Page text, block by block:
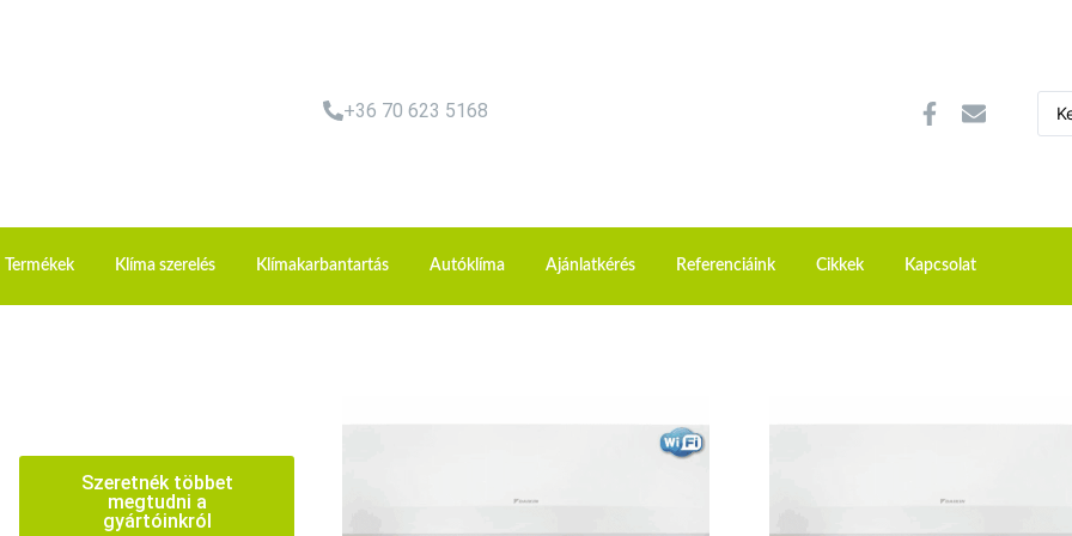
+36 70 623 5168
Termékek Klíma szerelés Klímakarbantartás Autóklíma Ajánlatkérés Referenciáink Cikkek Kapcsolat
Szeretnék többet
megtudni a
gyártóinkról